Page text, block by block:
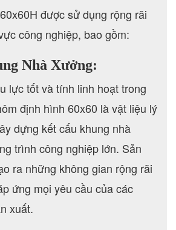
được sử dụng rộng rãi
công nghiệp, bao gồm:
Nhà Xưởng:
lực tốt và tính linh hoạt trong
định hình 60x60 là vật liệu lý
dựng kết cấu khung nhà
trình công nghiệp lớn. Sản
ra những không gian rộng rãi
ứng mọi yêu cầu của các
xuất.